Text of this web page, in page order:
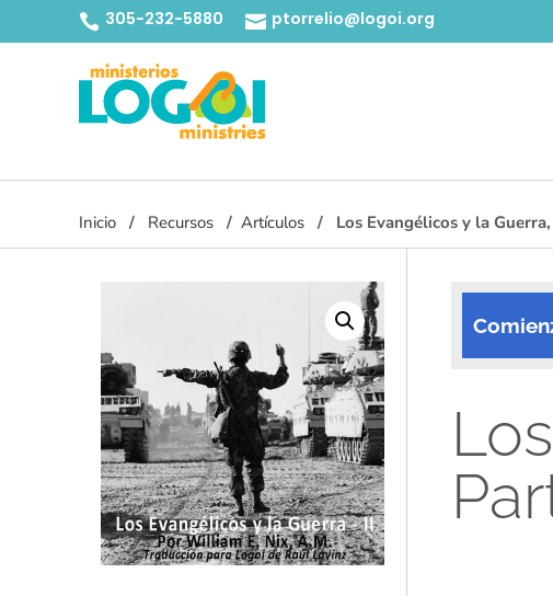
 305-232-5880  ptorrelio@logoi.org
Inicio Recursos Artículos Los Evangélicos y la